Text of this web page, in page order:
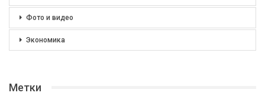
Фото и видео
Экономика
Метки